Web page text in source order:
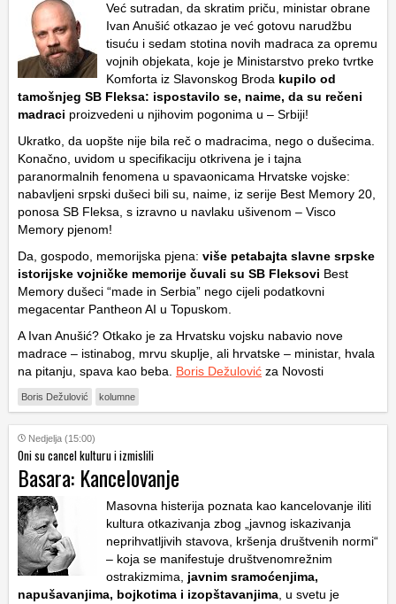
Već sutradan, da skratim priču, ministar obrane
Ivan Anušić otkazao je već gotovu narudžbu
tisuću i sedam stotina novih madraca za opremu
vojnih objekata, koje je Ministarstvo preko tvrtke
Komforta iz Slavonskog Broda kupilo od
tamošnjeg SB Fleksa: ispostavilo se, naime, da su rečeni
madraci proizvedeni u njihovim pogonima u – Srbiji!
Ukratko, da uopšte nije bila reč o madracima, nego o dušecima.
Konačno, uvidom u specifikaciju otkrivena je i tajna
paranormalnih fenomena u spavaonicama Hrvatske vojske:
nabavljeni srpski dušeci bili su, naime, iz serije Best Memory 20,
ponosa SB Fleksa, s izravno u navlaku ušivenom – Visco
Memory pjenom!
Da, gospodo, memorijska pjena: više petabajta slavne srpske
istorijske vojničke memorije čuvali su SB Fleksovi Best
Memory dušeci “made in Serbia” nego cijeli podatkovni
megacentar Pantheon AI u Topuskom.
A Ivan Anušić? Otkako je za Hrvatsku vojsku nabavio nove
madrace – istinabog, mrvu skuplje, ali hrvatske – ministar, hvala
na pitanju, spava kao beba. Boris Dežulović za Novosti
Boris Dežulović kolumne
Nedjelja (15:00)
Oni su cancel kulturu i izmislili
Basara: Kancelovanje
Masovna histerija poznata kao kancelovanje iliti
kultura otkazivanja zbog „javnog iskazivanja
neprihvatljivih stavova, kršenja društvenih normi“
– koja se manifestuje društvenomrežnim
ostrakizmima, javnim sramoćenjima,
napušavanjima, bojkotima i izopštavanjima , u svetu je